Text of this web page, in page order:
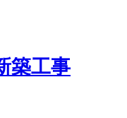
築工事